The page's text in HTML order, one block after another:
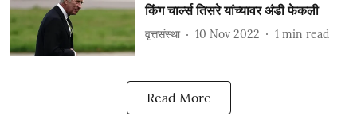
किंग चार्ल्स तिसरे यांच्यावर अंडी फेकली
वृत्तसंस्था 10 Nov 2022 1 min read
Read More